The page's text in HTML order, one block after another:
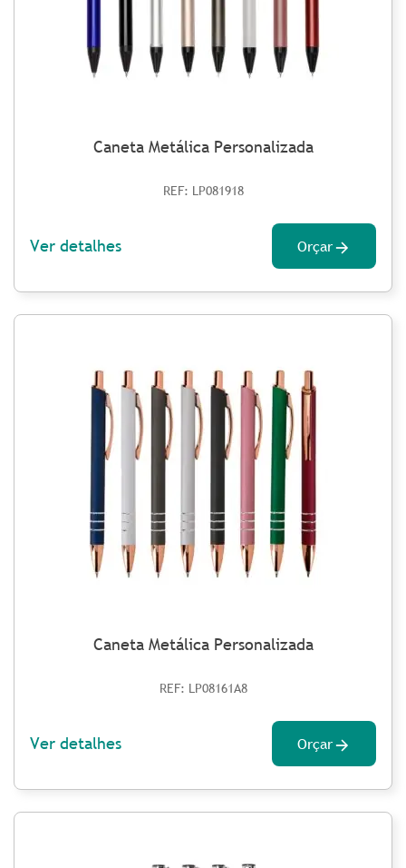
Caneta Metálica Personalizada
REF: LP081918
Ver detalhes Orçar
Caneta Metálica Personalizada
REF: LP08161A8
Ver detalhes Orçar